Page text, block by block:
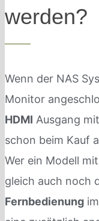
werden?
Wenn der NAS
Monitor
HDMI Ausgang
schon beim Kauf
Wer ein Modell
gleich auch noch
Fernbedienung